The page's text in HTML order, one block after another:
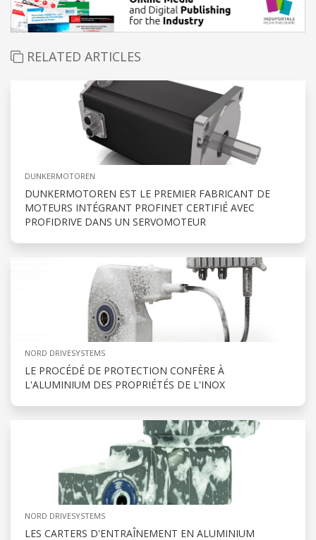
RELATED ARTICLES
DUNKERMOTOREN
DUNKERMOTOREN EST LE PREMIER FABRICANT DE
MOTEURS INTÉGRANT PROFINET CERTIFIÉ AVEC
PROFIDRIVE DANS UN SERVOMOTEUR
NORD DRIVESYSTEMS
LE PROCÉDÉ DE PROTECTION CONFÈRE À
L'ALUMINIUM DES PROPRIÉTÉS DE L'INOX
NORD DRIVESYSTEMS
LES CARTERS D'ENTRAÎNEMENT EN ALUMINIUM